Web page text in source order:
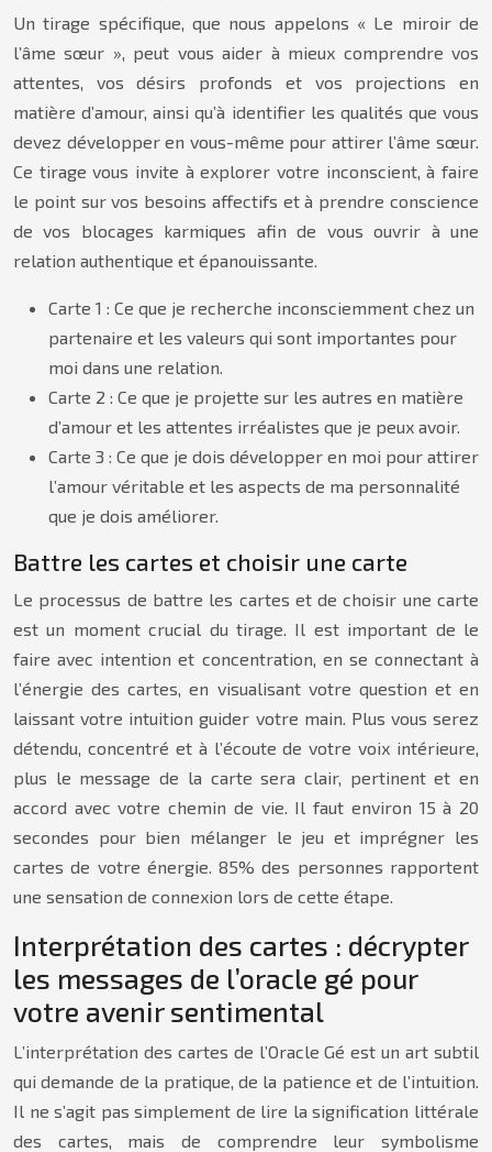
Un tirage spécifique, que nous appelons « Le miroir de
l’âme sœur », peut vous aider à mieux comprendre vos
attentes, vos désirs profonds et vos projections en
matière d’amour, ainsi qu’à identifier les qualités que vous
devez développer en vous-même pour attirer l’âme sœur.
Ce tirage vous invite à explorer votre inconscient, à faire
le point sur vos besoins affectifs et à prendre conscience
de vos blocages karmiques afin de vous ouvrir à une
relation authentique et épanouissante.
Carte 1 : Ce que je recherche inconsciemment chez un
partenaire et les valeurs qui sont importantes pour
moi dans une relation.
Carte 2 : Ce que je projette sur les autres en matière
d’amour et les attentes irréalistes que je peux avoir.
Carte 3 : Ce que je dois développer en moi pour attirer
l’amour véritable et les aspects de ma personnalité
que je dois améliorer.
Battre les cartes et choisir une carte
Le processus de battre les cartes et de choisir une carte
est un moment crucial du tirage. Il est important de le
faire avec intention et concentration, en se connectant à
l’énergie des cartes, en visualisant votre question et en
laissant votre intuition guider votre main. Plus vous serez
détendu, concentré et à l’écoute de votre voix intérieure,
plus le message de la carte sera clair, pertinent et en
accord avec votre chemin de vie. Il faut environ 15 à 20
secondes pour bien mélanger le jeu et imprégner les
cartes de votre énergie. 85% des personnes rapportent
une sensation de connexion lors de cette étape.
Interprétation des cartes : décrypter
les messages de l’oracle gé pour
votre avenir sentimental
L’interprétation des cartes de l’Oracle Gé est un art subtil
qui demande de la pratique, de la patience et de l’intuition.
Il ne s’agit pas simplement de lire la signification littérale
des cartes, mais de comprendre leur symbolisme